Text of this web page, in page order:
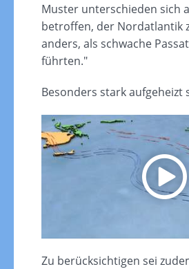
Muster unterschieden sich
betroffen, der Nordatlantik
anders, als schwache
führten."
Besonders stark aufgeheizt
Zu berücksichtigen sei